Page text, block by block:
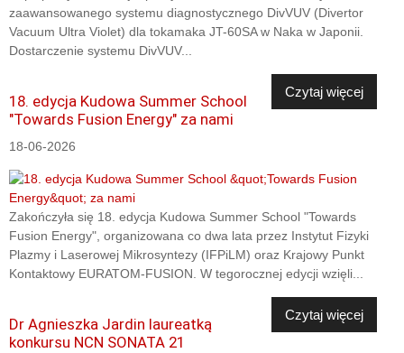
zaawansowanego systemu diagnostycznego DivVUV (Divertor
Vacuum Ultra Violet) dla tokamaka JT-60SA w Naka w Japonii.
Dostarczenie systemu DivVUV...
Czytaj więcej
18. edycja Kudowa Summer School
"Towards Fusion Energy" za nami
18-06-2026
Zakończyła się 18. edycja Kudowa Summer School "Towards
Fusion Energy", organizowana co dwa lata przez Instytut Fizyki
Plazmy i Laserowej Mikrosyntezy (IFPiLM) oraz Krajowy Punkt
Kontaktowy EURATOM-FUSION. W tegorocznej edycji wzięli...
Czytaj więcej
Dr Agnieszka Jardin laureatką
konkursu NCN SONATA 21